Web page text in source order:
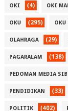
OKI (4) OKI
OKU (295) OKU
OLAHRAGA (29)
PAGARALAM (138)
PEDOMAN MEDIA
PENDIDIKAN (33)
POLITIK (402)